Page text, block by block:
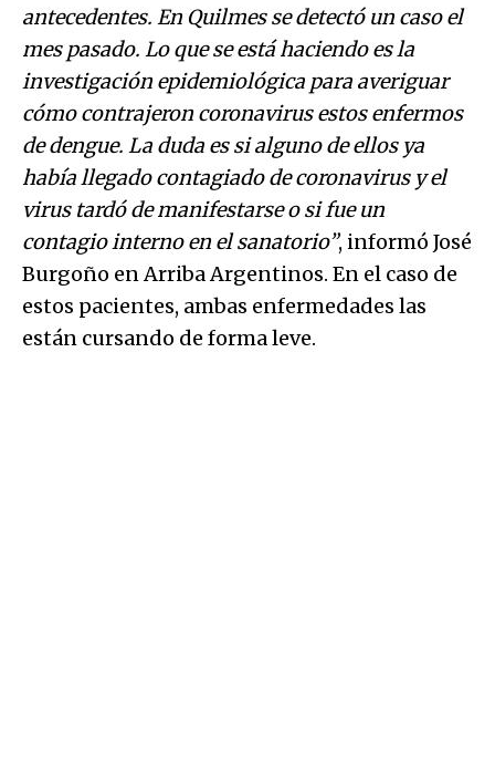
antecedentes. En Quilmes se detectó un caso el
mes pasado. Lo que se está haciendo es la
investigación epidemiológica para averiguar
cómo contrajeron coronavirus estos enfermos
de dengue. La duda es si alguno de ellos ya
había llegado contagiado de coronavirus y el
virus tardó de manifestarse o si fue un
contagio interno en el sanatorio”, informó José
Burgoño en Arriba Argentinos. En el caso de
estos pacientes, ambas enfermedades las
están cursando de forma leve.